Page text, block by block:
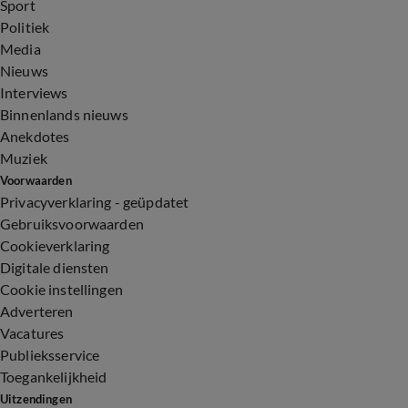
Sport
Politiek
Media
Nieuws
Interviews
Binnenlands nieuws
Anekdotes
Muziek
Voorwaarden
Privacyverklaring - geüpdatet
Gebruiksvoorwaarden
Cookieverklaring
Digitale diensten
Cookie instellingen
Adverteren
Vacatures
Publieksservice
Toegankelijkheid
Uitzendingen